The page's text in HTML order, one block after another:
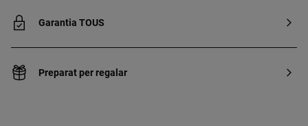
Garantia TOUS
Preparat per regalar